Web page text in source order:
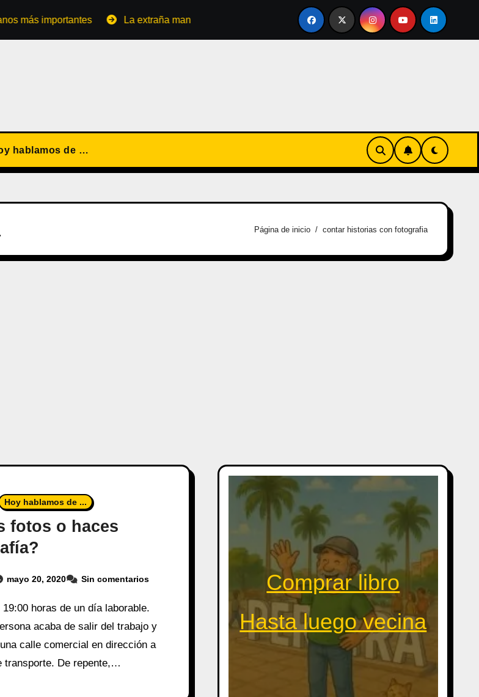
importantes La extraña manera de convertirse en familia El primer tour de la India Chiquitina
hablamos de …
Página de inicio contar historias con fotografia
Hoy hablamos de ...
fotos o haces
mayo 20, 2020 Sin comentarios
19:00 horas de un día laborable.
acaba de salir del trabajo y
calle comercial en dirección a
transporte. De repente,…
Comprar libro
Hasta luego vecina